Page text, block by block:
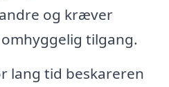
og kræver
tilgang.
lang tid beskareren